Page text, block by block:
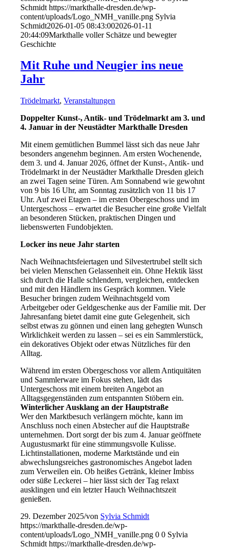
Schmidt https://markthalle-dresden.de/wp-
content/uploads/Logo_NMH_vanille.png Sylvia
Schmidt2026-01-05 08:43:002026-01-11
20:44:09Markthalle voller Schätze und bewegter
Geschichte
Mit Ruhe und Neugier ins neue
Jahr
Trödelmarkt,Veranstaltungen
Doppelter Kunst-, Antik- und Trödelmarkt am 3. und
4. Januar in der Neustädter Markthalle Dresden
Mit einem gemütlichen Bummel lässt sich das neue Jahr
besonders angenehm beginnen. Am ersten Wochenende,
dem 3. und 4. Januar 2026, öffnet der Kunst-, Antik- und
Trödelmarkt in der Neustädter Markthalle Dresden gleich
an zwei Tagen seine Türen. Am Sonnabend wie gewohnt
von 9 bis 16 Uhr, am Sonntag zusätzlich von 11 bis 17
Uhr. Auf zwei Etagen – im ersten Obergeschoss und im
Untergeschoss – erwartet die Besucher eine große Vielfalt
an besonderen Stücken, praktischen Dingen und
liebenswerten Fundobjekten.
Locker ins neue Jahr starten
Nach Weihnachtsfeiertagen und Silvestertrubel stellt sich
bei vielen Menschen Gelassenheit ein. Ohne Hektik lässt
sich durch die Halle schlendern, vergleichen, entdecken
und mit den Händlern ins Gespräch kommen. Viele
Besucher bringen zudem Weihnachtsgeld vom
Arbeitgeber oder Geldgeschenke aus der Familie mit. Der
Jahresanfang bietet damit eine gute Gelegenheit, sich
selbst etwas zu gönnen und einen lang gehegten Wunsch
Wirklichkeit werden zu lassen – sei es ein Sammlerstück,
ein dekoratives Objekt oder etwas Nützliches für den
Alltag.
Während im ersten Obergeschoss vor allem Antiquitäten
und Sammlerware im Fokus stehen, lädt das
Untergeschoss mit einem breiten Angebot an
Alltagsgegenständen zum entspannten Stöbern ein.
Winterlicher Ausklang an der Hauptstraße
Wer den Marktbesuch verlängern möchte, kann im
Anschluss noch einen Abstecher auf die Hauptstraße
unternehmen. Dort sorgt der bis zum 4. Januar geöffnete
Augustusmarkt für eine stimmungsvolle Kulisse.
Lichtinstallationen, moderne Marktstände und ein
abwechslungsreiches gastronomisches Angebot laden
zum Verweilen ein. Ob heißes Getränk, kleiner Imbiss
oder süße Leckerei – hier lässt sich der Tag relaxt
ausklingen und ein letzter Hauch Weihnachtszeit
genießen.
29. Dezember 2025/von Sylvia Schmidt
https://markthalle-dresden.de/wp-
content/uploads/Logo_NMH_vanille.png 0 0 Sylvia
Schmidt https://markthalle-dresden.de/wp-